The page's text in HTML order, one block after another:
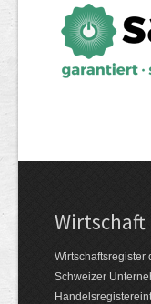
Wirtschaft
Wirtschaftsregister
Schweizer